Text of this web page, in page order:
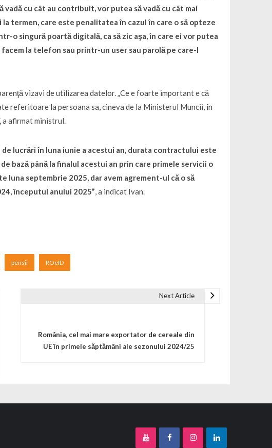
cu cât au contribuit, vor putea să vadă cu cât mai
termen, care este penalitatea în cazul în care o să opteze
o singură poartă digitală, ca să zic aşa, în care ei vor putea
la telefon sau printr-un user sau parolă pe care-l
vizavi de utilizarea datelor. „Ce e foarte important e că
referitoare la persoana sa, cineva de la Ministerul Muncii, în
a afirmat ministrul.
lucrări în luna iunie a acestui an, durata contractului este
bază până la finalul acestui an prin care primele servicii o
luna septembrie 2025, dar avem agrement-ul că o să
începutul anului 2025”, a indicat Ivan.
pensii ROeID
Next Article
România, cel mai mare exportator de cereale din
UE în primele săptămâni ale sezonului 2024/25